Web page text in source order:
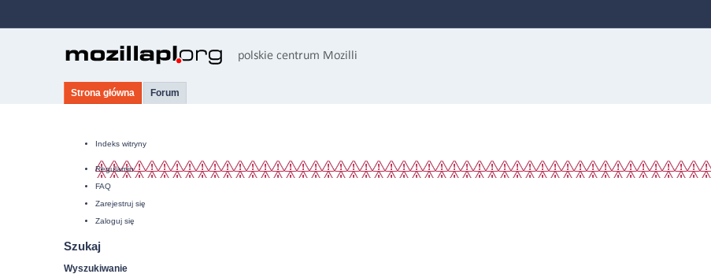
Strona główna Forum
Indeks witryny
Regulamin
FAQ
Zarejestruj się
Zaloguj się
Szukaj
Wyszukiwanie